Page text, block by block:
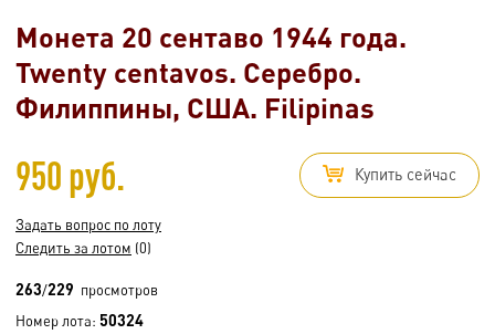
Монета 20 сентаво 1944 года.
Twenty centavos. Серебро.
Филиппины, США. Filipinas
950 руб. Купить сейчас
Задать вопрос по лоту
Следить за лотом (0)
263/229 просмотров
Номер лота: 50324